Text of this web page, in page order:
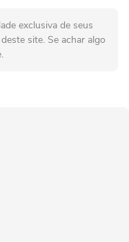
exclusiva de seus
site. Se achar algo